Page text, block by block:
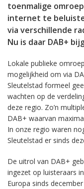
toenmalige
internet te
via verschillende
Nu is daar DAB+
Lokale publieke
mogelijkheid om via
Sleutelstad formeel
wachten op de
deze regio. Zo’n
DAB+ waarvan
In onze regio waren
Sleutelstad er sinds
De uitrol van DAB+
ingezet op luisteraars
Europa sinds